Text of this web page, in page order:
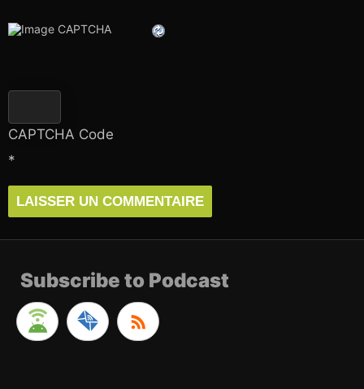
CAPTCHA Code
*
Subscribe to Podcast